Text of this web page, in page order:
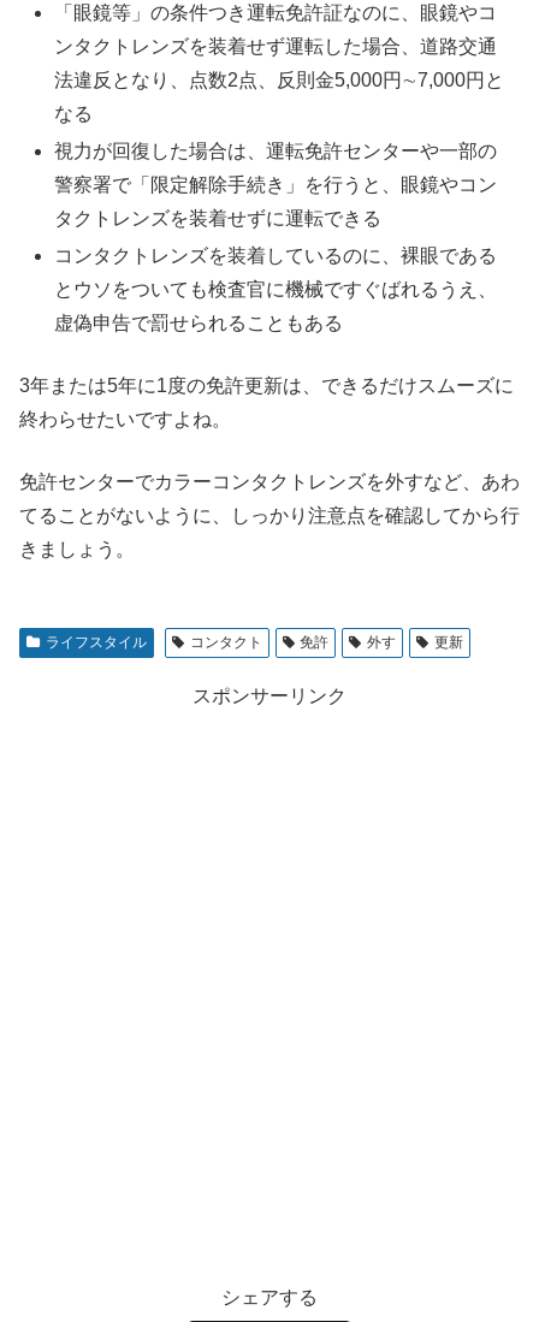
「眼鏡等」の条件つき運転免許証なのに、眼鏡やコ
ンタクトレンズを装着せず運転した場合、道路交通
法違反となり、点数2点、反則金5,000円∼7,000円と
なる
視力が回復した場合は、運転免許センターや一部の
警察署で「限定解除手続き」を行うと、眼鏡やコン
タクトレンズを装着せずに運転できる
コンタクトレンズを装着しているのに、裸眼である
とウソをついても検査官に機械ですぐばれるうえ、
虚偽申告で罰せられることもある
3年または5年に1度の免許更新は、できるだけスムーズに
終わらせたいですよね。
免許センターでカラーコンタクトレンズを外すなど、あわ
てることがないように、しっかり注意点を確認してから行
きましょう。
ライフスタイル コンタクト 免許 外す 更新
スポンサーリンク
シェアする